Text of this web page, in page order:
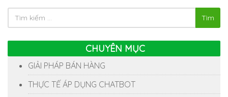
Tìm
CHUYÊN MỤC
GIẢI PHÁP BÁN HÀNG
THỰC TẾ ÁP DỤNG CHATBOT